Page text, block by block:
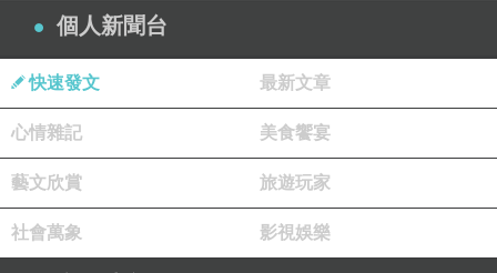
當深信不疑的一切轟然瓦解，尋找愛情本質的旅程就此展
開，
什麼是愛？什麼是欺騙？你想追求的幸福，又是什麼？
情節峰迴路轉，不讀到最後，絕對猜不出結局，
最真實的愛與痛，絕對令你潸然淚下。
「欺騙與隱瞞差異何在？每個人總會有一、兩個想隱藏的
個人新聞台
快速發文 最新文章
心情雜記 美食饗宴
藝文欣賞 旅遊玩家
社會萬象 影視娛樂